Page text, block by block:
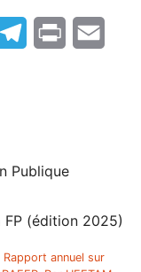
Telegram
Print
Publique
FP (édition 2025)
Rapport annuel sur